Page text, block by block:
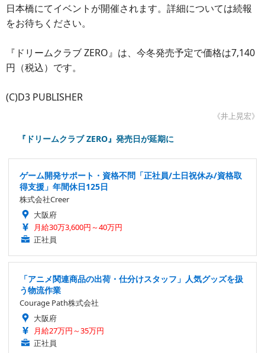
日本橋にてイベントが開催されます。詳細については続報
をお待ちください。
『ドリームクラブ ZERO』は、今冬発売予定で価格は7,140
円（税込）です。
(C)D3 PUBLISHER
《井上晃宏》
『ドリームクラブ ZERO』発売日が延期に
ゲーム開発サポート・資格不問「正社員/土日祝休み/資格取
得支援」年間休日125日
株式会社Creer
大阪府
月給30万3,600円～40万円
正社員
「アニメ関連商品の出荷・仕分けスタッフ」人気グッズを扱
う物流作業
Courage Path株式会社
大阪府
月給27万円～35万円
正社員